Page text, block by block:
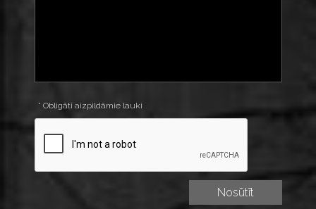
* Obligāti aizpildāmie lauki